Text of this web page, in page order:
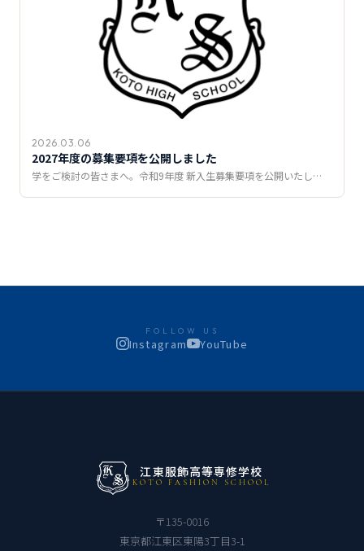
2026.03.06
2027年度の募集要項を公開しました
学をご検討の皆さまへ。令和9年度 新入生募集要項を公開いたし…
FOLLOW US
Instagram YouTube
江東服飾高等専修学校
KOTO FASHION SCHOOL
〒135-0016
東京都江東区東陽3丁目3-1